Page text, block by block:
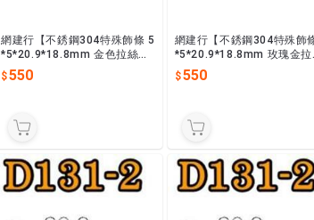
網建行【不銹鋼304特殊飾條 5
*5*20.9*18.8mm 金色拉絲】
長2440mm 收邊條 封邊條 現
貨供應
550
網建行【不銹鋼304特殊飾
*5*20.9*18.8mm 玫瑰金拉
絲】長2440mm 收邊條 封邊
條 現貨供應
550